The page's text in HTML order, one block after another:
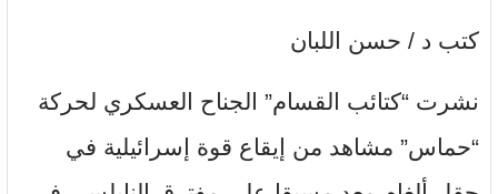
كتب د / حسن اللبان
نشرت “كتائب القسام” الجناح العسكري لحركة
“حماس” مشاهد من إيقاع قوة إسرائيلية في